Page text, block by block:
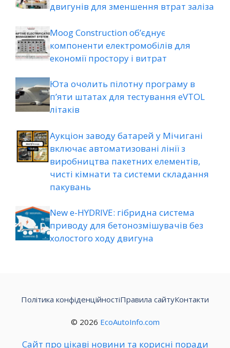
двигунів для зменшення втрат заліза
Moog Construction об’єднує
компоненти електромобілів для
економії простору і витрат
Юта очолить пілотну програму в
п’яти штатах для тестування eVTOL
літаків
Аукціон заводу батарей у Мічигані
включає автоматизовані лінії з
виробництва пакетних елементів,
чисті кімнати та системи складання
пакувань
New e-HYDRIVE: гібридна система
приводу для бетонозмішувачів без
холостого ходу двигуна
© 2026 EcoAutoInfo.com
Політика конфіденційностіПравила сайтуКонтакти
Сайт про цікаві новини та корисні поради